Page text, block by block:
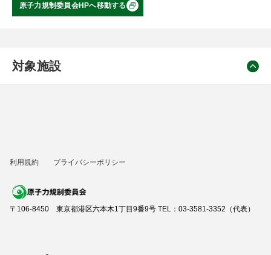
原子力規制委員会HPへ移動する
対象施設
利用規約 プライバシーポリシー
〒106-8450 東京都港区六本木1丁目9番9号 TEL：03-3581-3352（代表）